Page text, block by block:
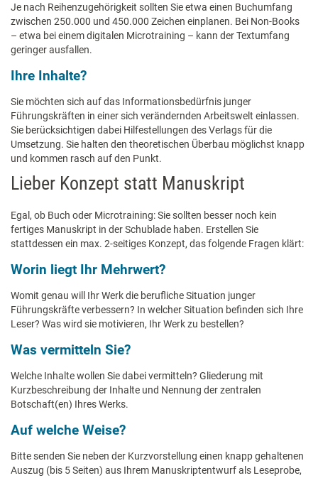
Je nach Reihenzugehörigkeit sollten Sie etwa einen Buchumfang
zwischen 250.000 und 450.000 Zeichen einplanen. Bei Non-Books
– etwa bei einem digitalen Microtraining – kann der Textumfang
geringer ausfallen.
Ihre Inhalte?
Sie möchten sich auf das Informationsbedürfnis junger
Führungskräften in einer sich verändernden Arbeitswelt einlassen.
Sie berücksichtigen dabei Hilfestellungen des Verlags für die
Umsetzung. Sie halten den theoretischen Überbau möglichst knapp
und kommen rasch auf den Punkt.
Lieber Konzept statt Manuskript
Egal, ob Buch oder Microtraining: Sie sollten besser noch kein
fertiges Manuskript in der Schublade haben. Erstellen Sie
stattdessen ein max. 2-seitiges Konzept, das folgende Fragen klärt:
Worin liegt Ihr Mehrwert?
Womit genau will Ihr Werk die berufliche Situation junger
Führungskräfte verbessern? In welcher Situation befinden sich Ihre
Leser? Was wird sie motivieren, Ihr Werk zu bestellen?
Was vermitteln Sie?
Welche Inhalte wollen Sie dabei vermitteln? Gliederung mit
Kurzbeschreibung der Inhalte und Nennung der zentralen
Botschaft(en) Ihres Werks.
Auf welche Weise?
Bitte senden Sie neben der Kurzvorstellung einen knapp gehaltenen
Auszug (bis 5 Seiten) aus Ihrem Manuskriptentwurf als Leseprobe,